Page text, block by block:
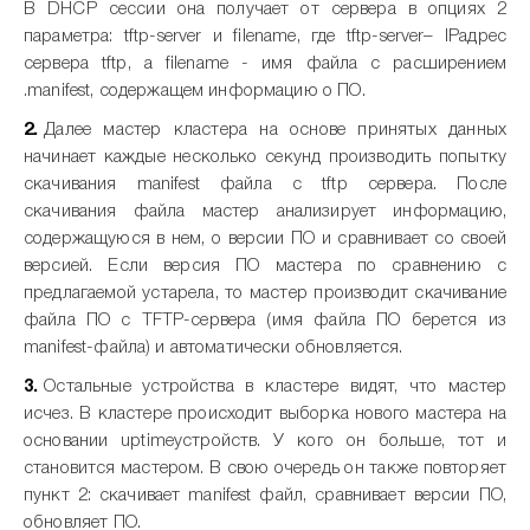
В DHCP сессии она получает от сервера в опциях 2
параметра: tftp-server и filename, где tftp-server– IPадрес
сервера tftp, а filename - имя файла с расширением
.manifest, содержащем информацию о ПО.
Далее мастер кластера на основе принятых данных
начинает каждые несколько секунд производить попытку
скачивания manifest файла с tftp сервера. После
скачивания файла мастер анализирует информацию,
содержащуюся в нем, о версии ПО и сравнивает со своей
версией. Если версия ПО мастера по сравнению с
предлагаемой устарела, то мастер производит скачивание
файла ПО с TFTP-сервера (имя файла ПО берется из
manifest-файла) и автоматически обновляется.
Остальные устройства в кластере видят, что мастер
исчез. В кластере происходит выборка нового мастера на
основании uptimeустройств. У кого он больше, тот и
становится мастером. В свою очередь он также повторяет
пункт 2: скачивает manifest файл, сравнивает версии ПО,
обновляет ПО.